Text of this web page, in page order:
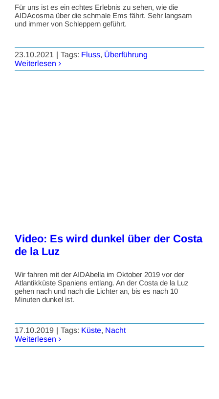
Für uns ist es ein echtes Erlebnis zu sehen, wie die
AIDAcosma über die schmale Ems fährt. Sehr langsam
und immer von Schleppern geführt.
23.10.2021 | Tags: Fluss, Überführung
Weiterlesen
Video: Es wird dunkel über der Costa
de la Luz
Wir fahren mit der AIDAbella im Oktober 2019 vor der
Atlantikküste Spaniens entlang. An der Costa de la Luz
gehen nach und nach die Lichter an, bis es nach 10
Minuten dunkel ist.
17.10.2019 | Tags: Küste, Nacht
Weiterlesen